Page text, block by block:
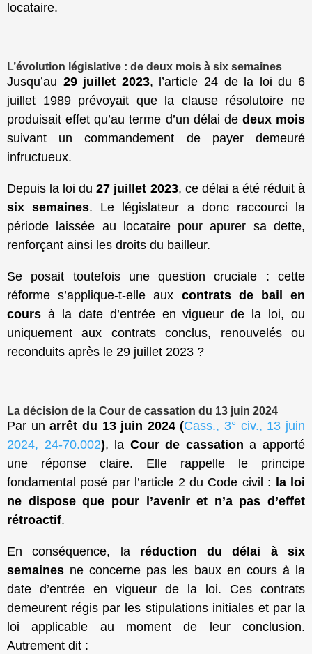
locataire.
L’évolution législative : de deux mois à six semaines
Jusqu’au 29 juillet 2023, l’article 24 de la loi du 6
juillet 1989 prévoyait que la clause résolutoire ne
produisait effet qu’au terme d’un délai de deux mois
suivant un commandement de payer demeuré
infructueux.
Depuis la loi du27 juillet 2023, ce délai a été réduit à
six semaines. Le législateur a donc raccourci la
période laissée au locataire pour apurer sa dette,
renforçant ainsi les droits du bailleur.
Se posait toutefois une question cruciale : cette
réforme s’applique-t-elle aux contrats de bail en
cours à la date d’entrée en vigueur de la loi, ou
uniquement aux contrats conclus, renouvelés ou
reconduits après le 29 juillet 2023 ?
La décision de la Cour de cassation du 13 juin 2024
Par unarrêt du 13 juin 2024 (Cass., 3° civ., 13 juin
2024, 24-70.002), la Cour de cassation a apporté
une réponse claire. Elle rappelle le principe
fondamental posé par l’article 2 du Code civil :
la loi
ne dispose que pour l’avenir et n’a pas d’effet
rétroactif.
En conséquence, la réduction du délai à six
semaines ne concerne pas les baux en cours à la
date d’entrée en vigueur de la loi. Ces contrats
demeurent régis par les stipulations initiales et par la
loi applicable au moment de leur conclusion.
Autrement dit :